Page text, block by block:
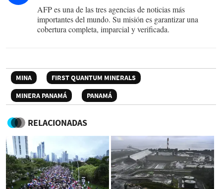
AFP es una de las tres agencias de noticias más
importantes del mundo. Su misión es garantizar una
cobertura completa, imparcial y verificada.
MINA
FIRST QUANTUM MINERALS
MINERA PANAMÁ
PANAMÁ
RELACIONADAS